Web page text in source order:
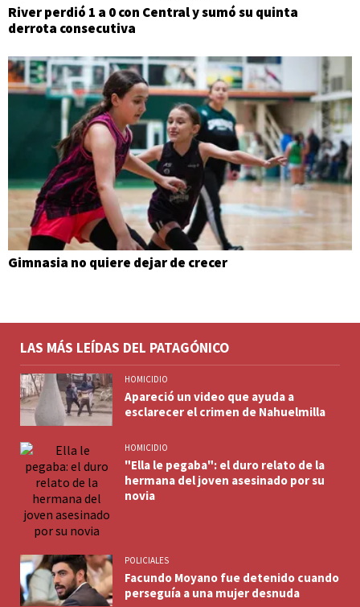
River perdió 1 a 0 con Central y sumó su quinta
derrota consecutiva
Gimnasia no quiere dejar de crecer
LAS MÁS LEÍDAS DEL PATAGÓNICO
HOMICIDIO
Apareció un video que ayuda a
esclarecer el crimen de Nahuelmilla
HOMICIDIO
"Ella le pegaba": el duro relato de la
hermana del joven asesinado por su
novia
POLICIALES
Facundo Moyano fue detenido cuando
perseguía a una mujer desnuda